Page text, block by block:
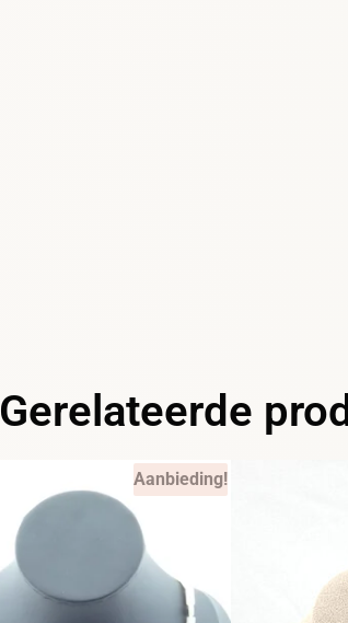
Gerelateerde
Aanbieding!